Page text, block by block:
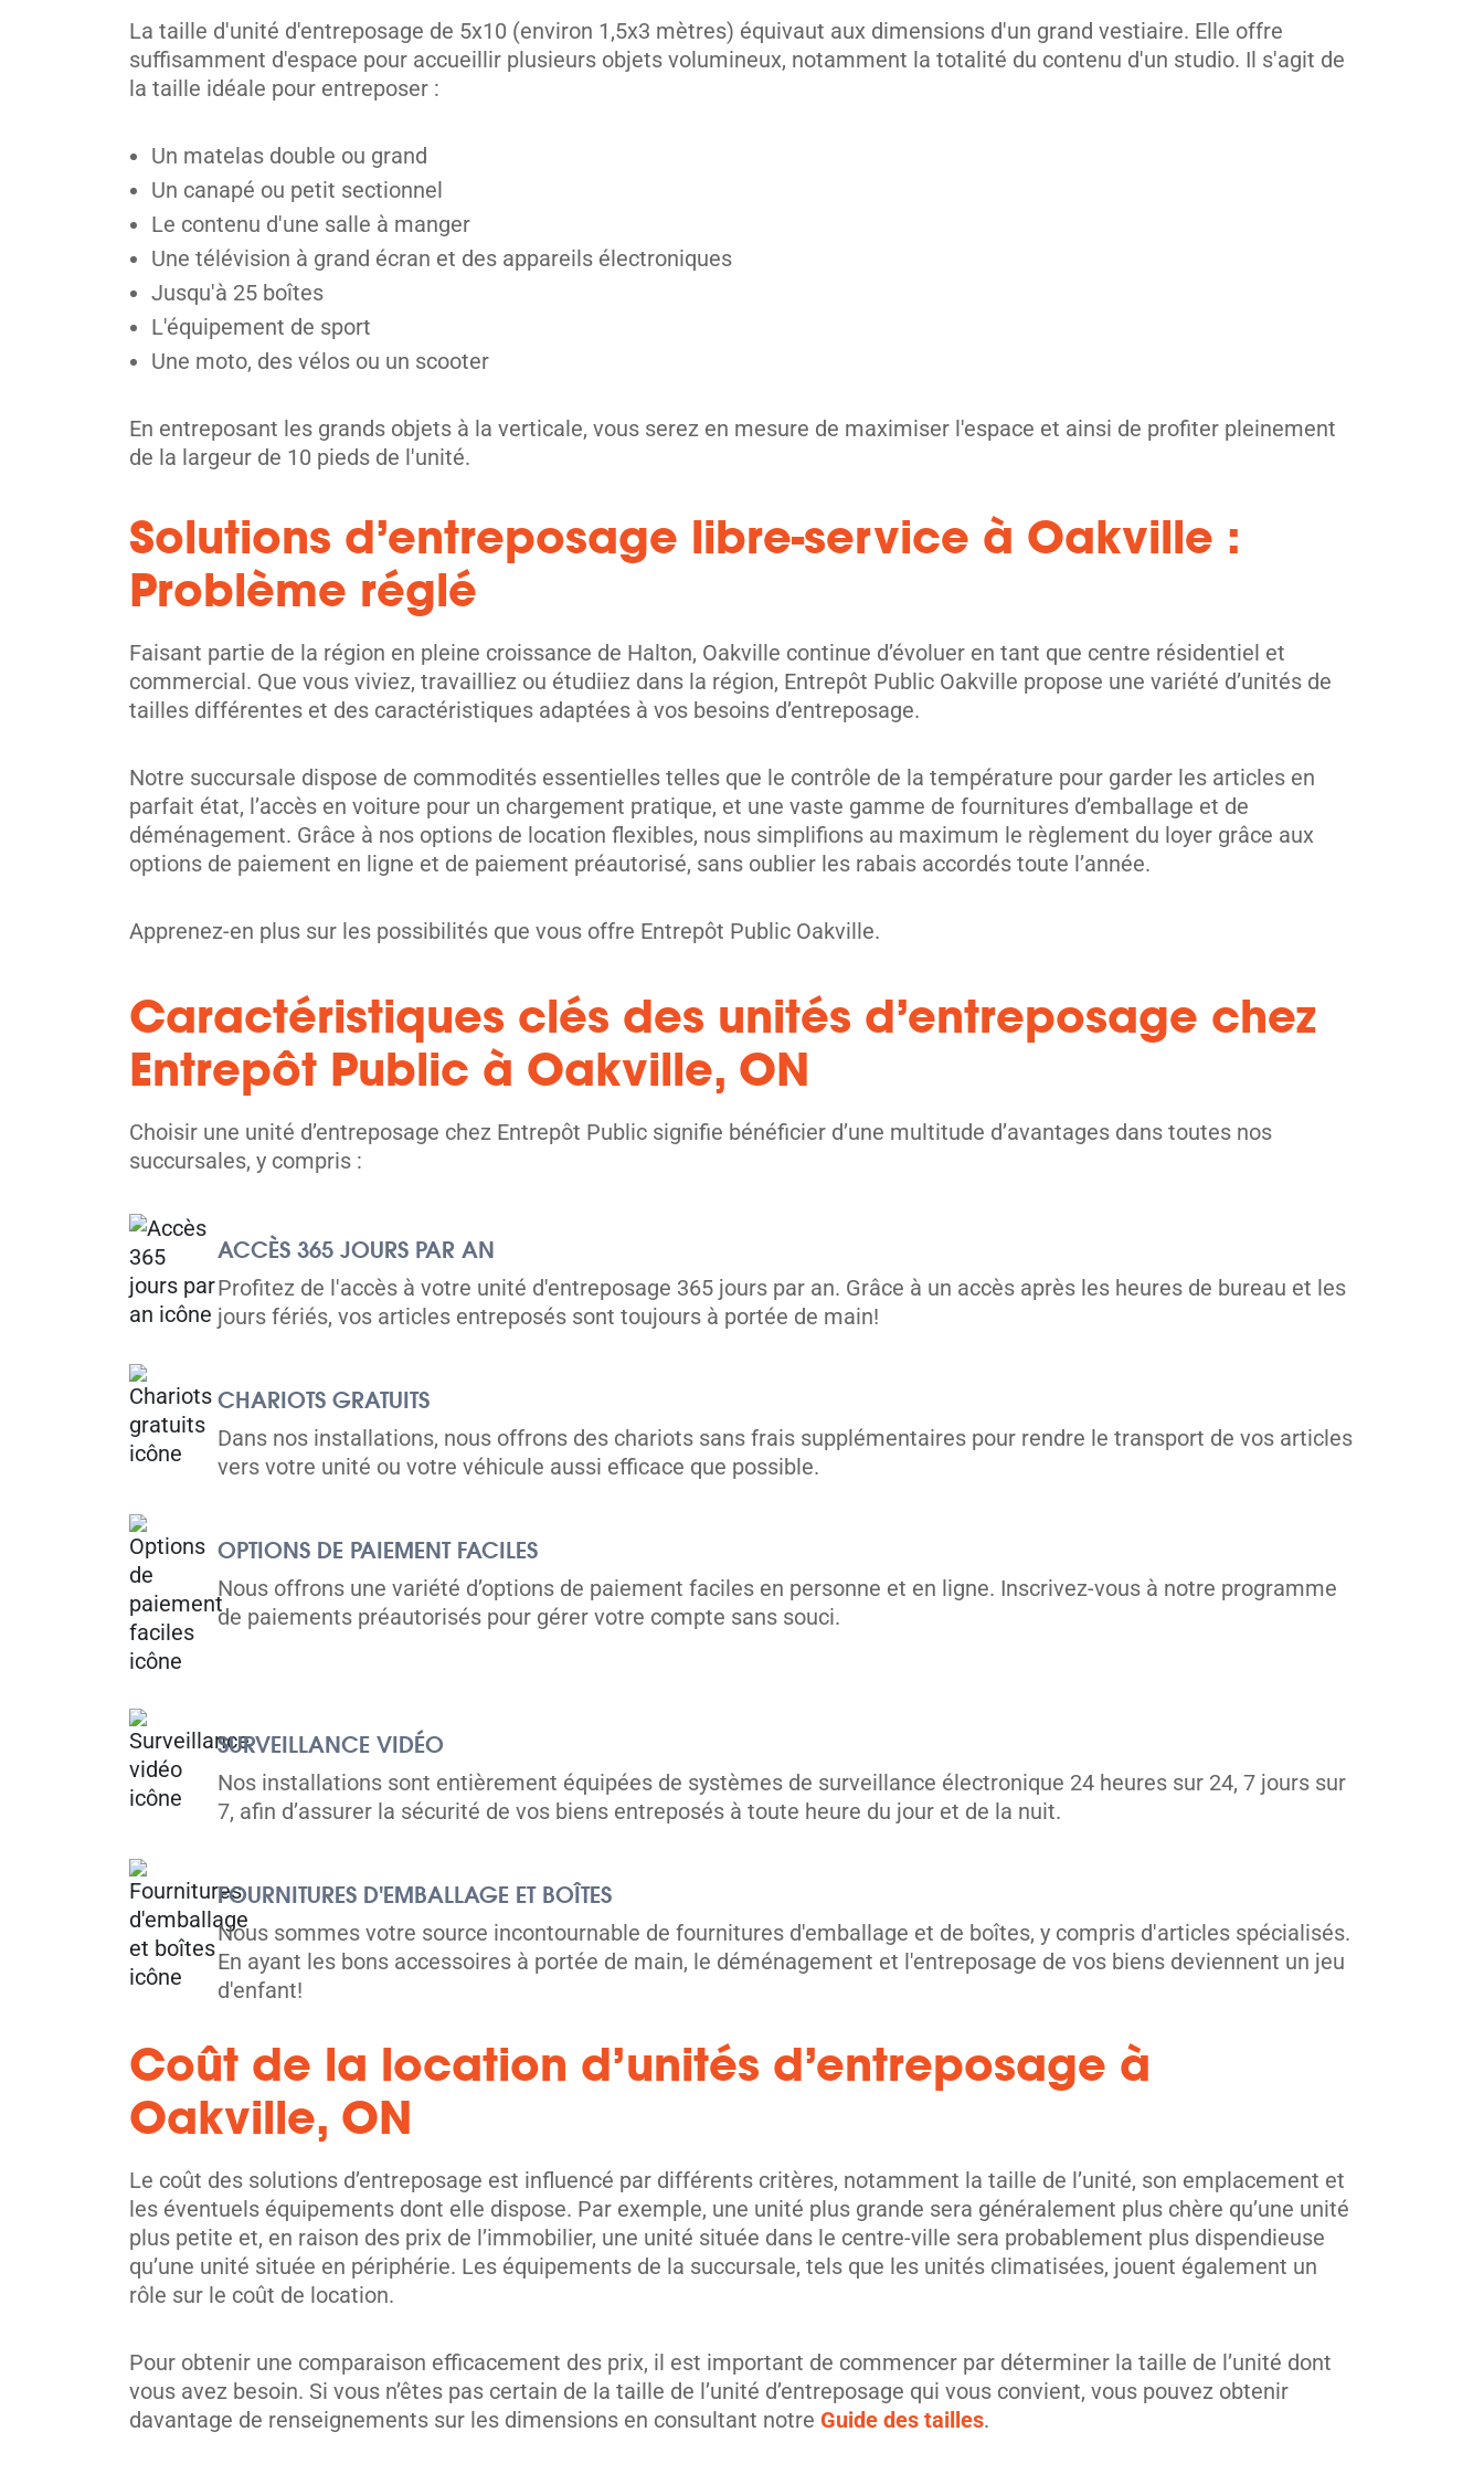
Mississauga
2330 S Sheridan Way,
Mississauga, ON L5J 2M4
Directions
5' x 5' from $119/month
Voir les unités
Mississauga
1740 Argentia Rd,
Tel:(289) 569-2078
Directions
5' x 5' from $99/month
Mississauga
921 Queensway E,
Tel: (905) 276-7699
Directions
5' x 5' from $109/month
Voir les unités
Mississauga
5010 Timberlea Blvd,
Mississauga, ON L4W 2S5
Directions
Voir les unités
591 Safari Rd,
Millgrove, ON L0R 1V0
(905) 689-1665
Voir les unités
Hamilton
Hamilton, ON L8E 3C7
Tel:
Directions
Hamilton
Hamilton, ON L8R 2T1
(905) 523-4377
Directions
5' x 5' from $79/month
Voir les unités
Etobicoke
36 Queen Elizabeth Blvd,
Etobicoke, ON M8Z 1L8
Tel:(416) 255-7936
Voir les unités
La taille d'unité d'entreposage de 5x10 (environ 1,5x3 mètres) équivaut aux dimensions d'un grand vestiaire. Elle offre
suffisamment d'espace pour accueillir plusieurs objets volumineux, notamment la totalité du contenu d'un studio. Il s'agit de
la taille idéale pour entreposer :
Un matelas double ou grand
Un canapé ou petit sectionnel
Le contenu d'une salle à manger
Une télévision à grand écran et des appareils électroniques
Jusqu'à 25 boîtes
L'équipement de sport
Une moto, des vélos ou un scooter
En entreposant les grands objets à la verticale, vous serez en mesure de maximiser l'espace et ainsi de profiter pleinement
de la largeur de 10 pieds de l'unité.
Solutions d’entreposage libre-service à Oakville :
Problème réglé
Faisant partie de la région en pleine croissance de Halton, Oakville continue d’évoluer en tant que centre résidentiel et
commercial. Que vous viviez, travailliez ou étudiiez dans la région, Entrepôt Public Oakville propose une variété d’unités de
tailles différentes et des caractéristiques adaptées à vos besoins d’entreposage.
Notre succursale dispose de commodités essentielles telles que le contrôle de la température pour garder les articles en
parfait état, l’accès en voiture pour un chargement pratique, et une vaste gamme de fournitures d’emballage et de
déménagement. Grâce à nos options de location flexibles, nous simplifions au maximum le règlement du loyer grâce aux
options de paiement en ligne et de paiement préautorisé, sans oublier les rabais accordés toute l’année.
Apprenez-en plus sur les possibilités que vous offre Entrepôt Public Oakville.
Caractéristiques clés des unités d’entreposage chez
Entrepôt Public à Oakville, ON
Choisir une unité d’entreposage chez Entrepôt Public signifie bénéficier d’une multitude d’avantages dans toutes nos
succursales, y compris :
ACCÈS 365 JOURS PAR AN
Profitez de l'accès à votre unité d'entreposage 365 jours par an. Grâce à un accès après les heures de bureau et les
jours fériés, vos articles entreposés sont toujours à portée de main!
CHARIOTS GRATUITS
Dans nos installations, nous offrons des chariots sans frais supplémentaires pour rendre le transport de vos articles
vers votre unité ou votre véhicule aussi efficace que possible.
OPTIONS DE PAIEMENT FACILES
Nous offrons une variété d’options de paiement faciles en personne et en ligne. Inscrivez-vous à notre programme
de paiements préautorisés pour gérer votre compte sans souci.
SURVEILLANCE VIDÉO
Nos installations sont entièrement équipées de systèmes de surveillance électronique 24 heures sur 24, 7 jours sur
7, afin d’assurer la sécurité de vos biens entreposés à toute heure du jour et de la nuit.
FOURNITURES D'EMBALLAGE ET BOÎTES
Nous sommes votre source incontournable de fournitures d'emballage et de boîtes, y compris d'articles spécialisés.
En ayant les bons accessoires à portée de main, le déménagement et l'entreposage de vos biens deviennent un jeu
d'enfant!
Coût de la location d’unités d’entreposage à
Oakville, ON
Le coût des solutions d’entreposage est influencé par différents critères, notamment la taille de l’unité, son emplacement et
les éventuels équipements dont elle dispose. Par exemple, une unité plus grande sera généralement plus chère qu’une unité
plus petite et, en raison des prix de l’immobilier, une unité située dans le centre-ville sera probablement plus dispendieuse
qu’une unité située en périphérie. Les équipements de la succursale, tels que les unités climatisées, jouent également un
rôle sur le coût de location.
Pour obtenir une comparaison efficacement des prix, il est important de commencer par déterminer la taille de l’unité dont
vous avez besoin. Si vous n’êtes pas certain de la taille de l’unité d’entreposage qui vous convient, vous pouvez obtenir
davantage de renseignements sur les dimensions en consultant notre Guide des tailles.